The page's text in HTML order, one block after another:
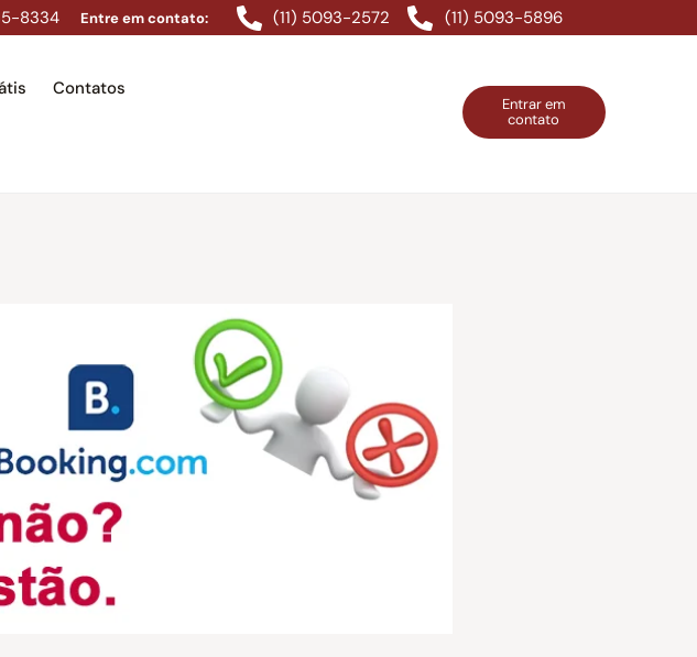
8334 Entre em contato: (11) 5093-2572 (11) 5093-5896
Contatos
Entrar em
contato